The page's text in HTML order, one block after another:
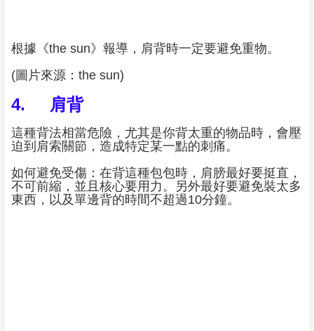
根據《the sun》報導，肩背時一定要避免重物。
(圖片來源：the sun)
4. 肩背
這種背法相當危險，尤其是你背太重的物品時，會壓
迫到肩索關節，造成特定某一點的刺痛。
如何避免受傷：在背這種包包時，肩膀最好要挺直，
不可前縮，並且核心要用力。另外最好要避免裝太多
東西，以及單邊背的時間不超過10分鐘。